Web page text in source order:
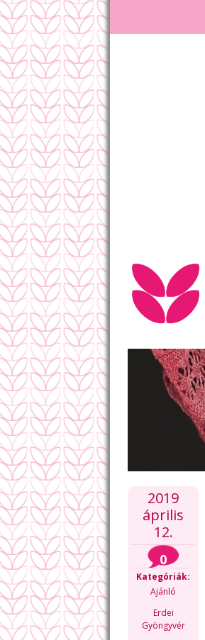
2019
április
12.
0
Kategóriák:
Ajánló
Erdei
Gyöngyvér